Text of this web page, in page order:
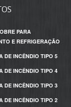
PARA
E REFRIGERAÇÃO
DE INCÊNDIO TIPO 5
DE INCÊNDIO TIPO 4
DE INCÊNDIO TIPO 3
DE INCÊNDIO TIPO 2